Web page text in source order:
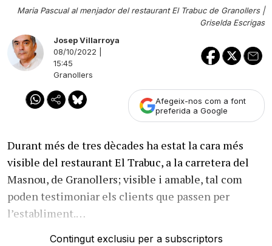
Maria Pascual al menjador del restaurant El Trabuc de Granollers |
Griselda Escrigas
Josep Villarroya
08/10/2022 |
15:45
Granollers
Afegeix-nos com a font
preferida a Google
Durant més de tres dècades ha estat la cara més
visible del restaurant El Trabuc, a la carretera del
Masnou, de Granollers; visible i amable, tal com
poden testimoniar els clients que passen per
l’establiment.…
Contingut exclusiu per a subscriptors